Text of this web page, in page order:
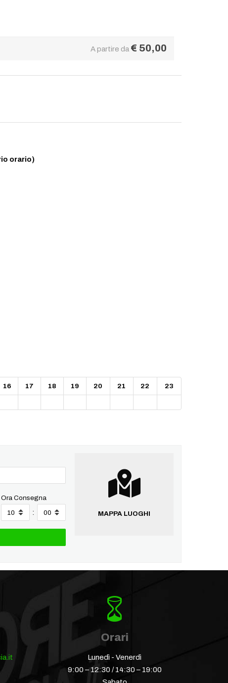
A partire da € 50,00
orario)
16 17 18 19 20 21 22 23
Ora Consegna
: MAPPA LUOGHI
Orari
Lunedì - Venerdì
9:00 – 12:30 / 14:30 – 19:00